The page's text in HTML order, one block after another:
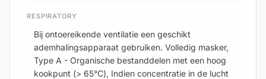
RESPIRATORY
Bij ontoereikende ventilatie een geschikt
ademhalingsapparaat gebruiken. Volledig masker,
Type A - Organische bestanddelen met een hoog
kookpunt (> 65°C), Indien concentratie in de lucht